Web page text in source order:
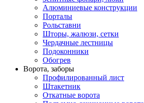
Алюминиевые конструкции
Порталы
Рольставни
Шторы, жалюзи, сетки
Чердачные лестницы
Подоконники
Обогрев
Ворота, заборы
Профилированный лист
Штакетник
Откатные ворота